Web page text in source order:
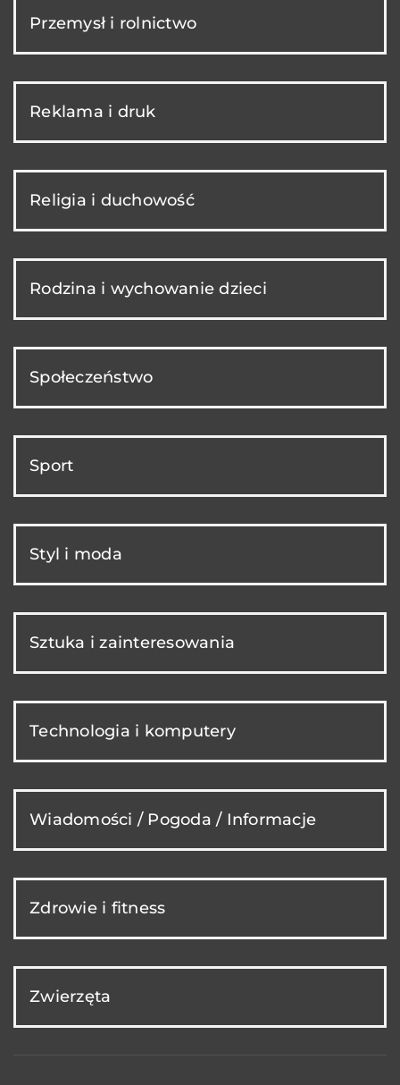
Przemysł i rolnictwo
Reklama i druk
Religia i duchowość
Rodzina i wychowanie dzieci
Społeczeństwo
Sport
Styl i moda
Sztuka i zainteresowania
Technologia i komputery
Wiadomości / Pogoda / Informacje
Zdrowie i fitness
Zwierzęta